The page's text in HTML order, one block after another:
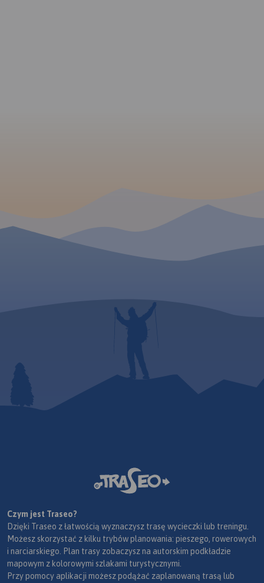
Czym jest Traseo?
Dzięki Traseo z łatwością wyznaczysz trasę wycieczki lub treningu.
Możesz skorzystać z kilku trybów planowania: pieszego, rowerowych
i narciarskiego. Plan trasy zobaczysz na autorskim podkładzie
mapowym z kolorowymi szlakami turystycznymi.
Przy pomocy aplikacji możesz podążać zaplanowaną trasą lub